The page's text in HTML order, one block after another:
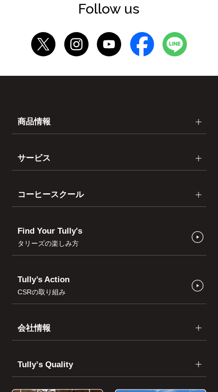
Follow us
商品情報
サービス
コーヒースクール
Find Your Tully's
タリーズの楽しみ方
Tully’s Action
CSRの取り組み
会社情報
Tullyʼs Quality